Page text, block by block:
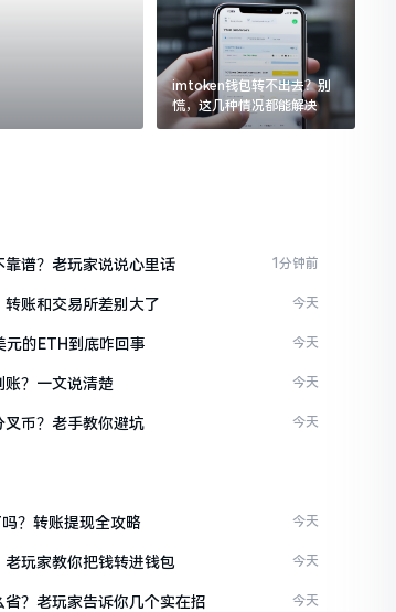
imtoken钱包转不出去？别
慌，这几种情况都能解决
谱？老玩家说说心里话 1分钟前
账和交易所差别大了 今天
元的ETH到底咋回事 今天
？一文说清楚 今天
币？老手教你避坑 今天
？转账提现全攻略 今天
玩家教你把钱转进钱包 今天
？老玩家告诉你几个实在招 今天